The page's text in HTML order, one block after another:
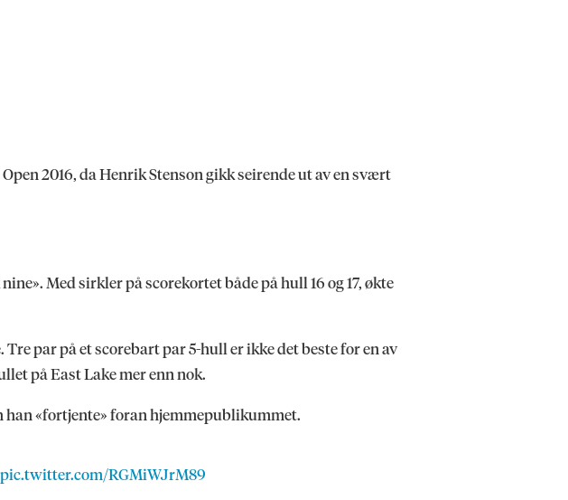
2016, da Henrik Stenson gikk seirende ut av en svært
Med sirkler på scorekortet både på hull 16 og 17, økte
par på et scorebart par 5-hull er ikke det beste for en av
på East Lake mer enn nok.
«fortjente» foran hjemmepublikummet.
pic.twitter.com/RGMiWJrM89